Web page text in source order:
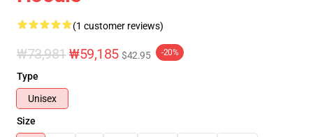
(1 customer reviews)
₩73,981 ₩59,185 $42.95 -20%
Type
Unisex
Size